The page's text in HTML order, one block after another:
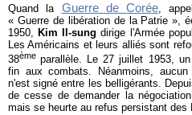
Quand la Guerre de Corée ,
« Guerre de libération de la Patrie »,
1950,
Kim Il-sung dirige l'Armée
Les Américains et leurs alliés sont
38èmeparallèle. Le 27 juillet 1953,
fin aux combats. Néanmoins,
n'est signé entre les belligérants.
de cesse de demander la
mais se heurte au refus persistant des